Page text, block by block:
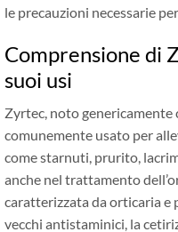
le precauzioni necessarie
Comprensione di
suoi usi
Zyrtec, noto
comunemente usato per
come starnuti, prurito,
anche nel trattamento
caratterizzata da orticaria
vecchi antistaminici, la